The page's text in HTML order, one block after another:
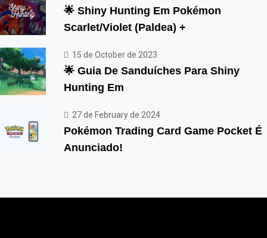
🌟 Shiny Hunting Em Pokémon
Scarlet/Violet (Paldea) +
15 de October de 2023
🌟 Guia De Sanduíches Para Shiny
Hunting Em
27 de February de 2024
Pokémon Trading Card Game Pocket É
Anunciado!